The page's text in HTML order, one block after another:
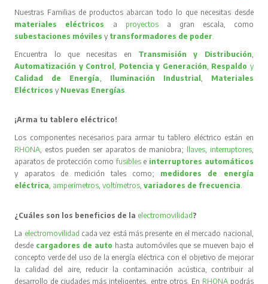
Nuestras Familias de productos abarcan todo lo que necesitas desde
materiales eléctricos
a proyectos
a gran escala, como
subestaciones móvilesy transformadores de poder.
Encuentra lo que necesitas en Transmisión y Distribución,
Automatización y Control, Potencia y Generación, Respaldo y
Calidad de Energía, Iluminación Industrial , Materiales
Eléctricos y Nuevas Energías.
¡Arma tu tablero eléctrico!
Los componentes necesarios para armar tu tablero eléctrico están en
RHONA, estos pueden ser aparatos de maniobra; llaves, interruptores,
aparatos de protección comofusibles e interruptores automáticos
y aparatos de medición tales como; medidores de energía
eléctrica, amperímetros,voltímetros,variadores de frecuencia.
¿Cuáles son los beneficios de la electromovilidad ?
La electromovilidad cada vez está más presente en el mercado nacional,
desde cargadores de auto hasta automóviles que se mueven bajo el
concepto verde del uso de la energía eléctrica con el objetivo de mejorar
la calidad del aire, reducir la contaminación acústica, contribuir al
desarrollo de ciudades más inteligentes, entre otros. En RHONA podrás